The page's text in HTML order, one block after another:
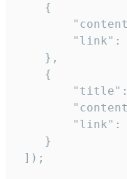
    {
"link":
    },
    {
"link":
    }
]);